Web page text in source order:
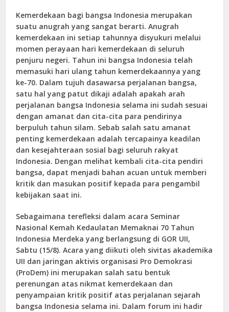
Kemerdekaan bagi bangsa Indonesia merupakan
suatu anugrah yang sangat berarti. Anugrah
kemerdekaan ini setiap tahunnya disyukuri melalui
momen perayaan hari kemerdekaan di seluruh
penjuru negeri. Tahun ini bangsa Indonesia telah
memasuki hari ulang tahun kemerdekaannya yang
ke-70. Dalam tujuh dasawarsa perjalanan bangsa,
satu hal yang patut dikaji adalah apakah arah
perjalanan bangsa Indonesia selama ini sudah sesuai
dengan amanat dan cita-cita para pendirinya
berpuluh tahun silam. Sebab salah satu amanat
penting kemerdekaan adalah tercapainya keadilan
dan kesejahteraan sosial bagi seluruh rakyat
Indonesia. Dengan melihat kembali cita-cita pendiri
bangsa, dapat menjadi bahan acuan untuk memberi
kritik dan masukan positif kepada para pengambil
kebijakan saat ini.
Sebagaimana terefleksi dalam acara Seminar
Nasional Kemah Kedaulatan Memaknai 70 Tahun
Indonesia Merdeka yang berlangsung di GOR UII,
Sabtu (15/8). Acara yang diikuti oleh sivitas akademika
UII dan jaringan aktivis organisasi Pro Demokrasi
(ProDem) ini merupakan salah satu bentuk
perenungan atas nikmat kemerdekaan dan
penyampaian kritik positif atas perjalanan sejarah
bangsa Indonesia selama ini. Dalam forum ini hadir